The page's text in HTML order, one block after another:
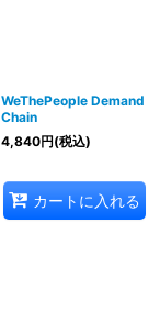
WeThePeople Demand
Chain
4,840円(税込)
カートに入れる